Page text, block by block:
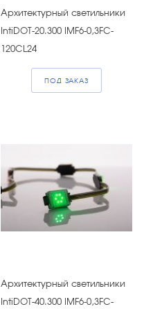
Архитектурный светильники
IntiDOT-20.300 IMF6-0,3FC-
120CL24
ПОД ЗАКАЗ
Архитектурный светильники
IntiDOT-40.300 IMF6-0,3FC-